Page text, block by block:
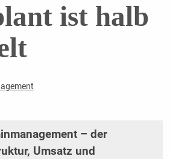
ist halb
– der
Umsatz und